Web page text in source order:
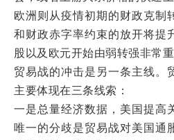
欧洲则从疫情初期的财政克制
和财政赤字率约束的放开将提
股以及欧元开始由弱转强非常重
贸易战的冲击是另一条主线。
主要体现在三条线索：
一是总量经济数据，美国提高
唯一的分歧是贸易战对美国通